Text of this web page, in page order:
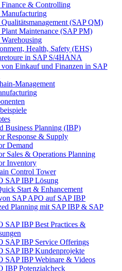
& Controlling
(SAP QM)
Maintenance (SAP PM)
Health, Safety (EHS)
in SAP S/4HANA
Einkauf und Finanzen in SAP
Management
Business Planning (IBP)
Response & Supply
Demand
Sales & Operations Planning
Inventory
Control Tower
SAP IBP Lösung
Start & Enhancement
SAP APO auf SAP IBP
Planning mit SAP IBP & SAP
SAP IBP Best Practices &
SAP IBP Service Offerings
SAP IBP Kundenprojekte
SAP IBP Webinare & Videos
IBP Potenzialcheck